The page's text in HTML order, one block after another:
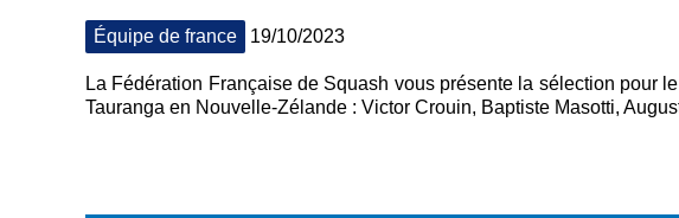
Équipe de france 19/10/2023
La Fédération Française de Squash vous présente la sélection pour
Tauranga en Nouvelle-Zélande : Victor Crouin, Baptiste Masotti,